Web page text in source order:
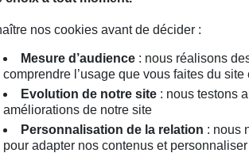
nos cookies avant de décider :
Mesure d’audience : nous réalisons
comprendre l’usage que vous faites du
Evolution de notre site : nous testons
améliorations de notre site
Personnalisation de la relation : nous
pour adapter nos contenus et